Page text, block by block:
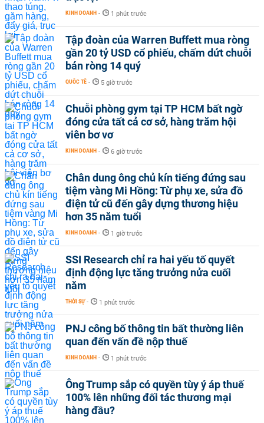
KINH DOANH - 1 phút trước
Tập đoàn của Warren Buffett mua ròng
gần 20 tỷ USD cổ phiếu, chấm dứt chuỗi
bán ròng 14 quý
QUỐC TẾ - 5 giờ trước
Chuỗi phòng gym tại TP HCM bất ngờ
đóng cửa tất cả cơ sở, hàng trăm hội
viên bơ vơ
KINH DOANH - 6 giờ trước
Chân dung ông chủ kín tiếng đứng sau
tiệm vàng Mi Hồng: Từ phụ xe, sửa đồ
điện tử cũ đến gây dựng thương hiệu
hơn 35 năm tuổi
KINH DOANH - 1 giờ trước
SSI Research chỉ ra hai yếu tố quyết
định động lực tăng trưởng nửa cuối
năm
THỜI SỰ - 1 phút trước
PNJ công bố thông tin bất thường liên
quan đến vấn đề nộp thuế
KINH DOANH - 1 phút trước
Ông Trump sắp có quyền tùy ý áp thuế
100% lên những đối tác thương mại
hàng đầu?